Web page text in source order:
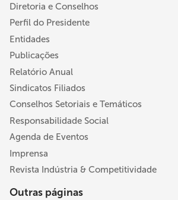
Diretoria e Conselhos
Perfil do Presidente
Entidades
Publicações
Relatório Anual
Sindicatos Filiados
Conselhos Setoriais e Temáticos
Responsabilidade Social
Agenda de Eventos
Imprensa
Revista Indústria & Competitividade
Outras páginas